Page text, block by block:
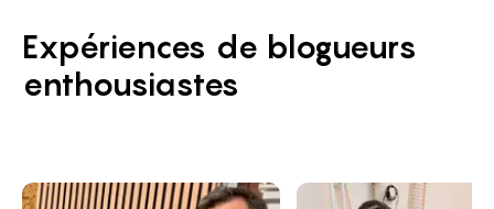
Expériences de blogueurs
enthousiastes